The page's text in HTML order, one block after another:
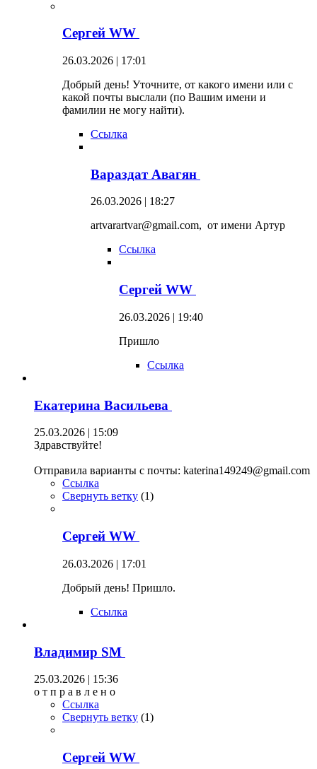
Сергей WW
26.03.2026 | 17:01
Добрый день! Уточните, от какого имени или с
какой почты выслали (по Вашим имени и
фамилии не могу найти).
Ссылка
Вараздат Авагян
26.03.2026 | 18:27
artvarartvar@gmail.com, от имени Артур
Ссылка
Сергей WW
26.03.2026 | 19:40
Пришло
Ссылка
Екатерина Васильева
25.03.2026 | 15:09
Здравствуйте!
Отправила варианты с почты: katerina149249@gmail.com
Ссылка
Свернуть ветку (1)
Сергей WW
26.03.2026 | 17:01
Добрый день! Пришло.
Ссылка
Владимир SM
25.03.2026 | 15:36
о т п р а в л е н о
Ссылка
Свернуть ветку (1)
Сергей WW